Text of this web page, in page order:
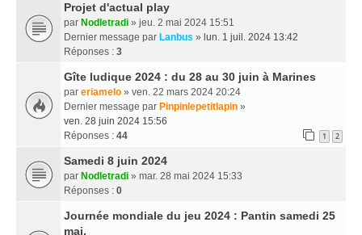
Projet d'actual play
par Nodletradi » jeu. 2 mai 2024 15:51
Dernier message par Lanbus » lun. 1 juil. 2024 13:42
Réponses : 3
Gîte ludique 2024 : du 28 au 30 juin à Marines
par eriamelo » ven. 22 mars 2024 20:24
Dernier message par Pinpinlepetitlapin »
ven. 28 juin 2024 15:56
Réponses : 44 1 2
Samedi 8 juin 2024
par Nodletradi » mar. 28 mai 2024 15:33
Réponses : 0
Journée mondiale du jeu 2024 : Pantin samedi 25
mai.